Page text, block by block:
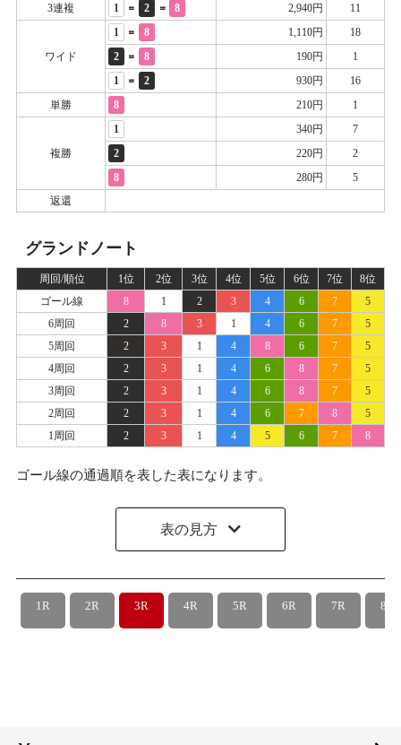
3連複
1 = 2 = 8 2,940円 11
ワイド
1 = 8 1,110円
18
2
= 8 190円
1
1
= 2 930円
16
単勝
8 210円 1
複勝
1 340円
7
2
220円
2
8
280円
5
返還
グランドノート
周回/順位 1位 2位 3位 4位 5位 6位 7位
8位
ゴール線
8 1 2 3 4 6 7
5
6周回
2 8 3 1 4 6 7
5
5周回
2 3 1 4 8 6 7
5
4周回
2 3 1 4 6 8 7
5
3周回
2 3 1 4 6 8 7
5
2周回
2 3 1 4 6 7 8
5
1周回
2 3 1 4 5 6 7 8
ゴール線の通過順を表した表になります。
表の見方
1R 2R 3R 4R 5R 6R 7R 8R